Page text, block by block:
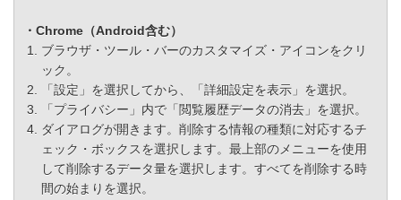
・Chrome（Android含む）
ブラウザ・ツール・バーのカスタマイズ・アイコンをクリ
ック。
「設定」を選択してから、「詳細設定を表示」を選択。
「プライバシー」内で「閲覧履歴データの消去」を選択。
ダイアログが開きます。削除する情報の種類に対応するチ
ェック・ボックスを選択します。最上部のメニューを使用
して削除するデータ量を選択します。すべてを削除する時
間の始まりを選択。